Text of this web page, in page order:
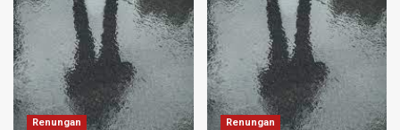
Renungan Renungan